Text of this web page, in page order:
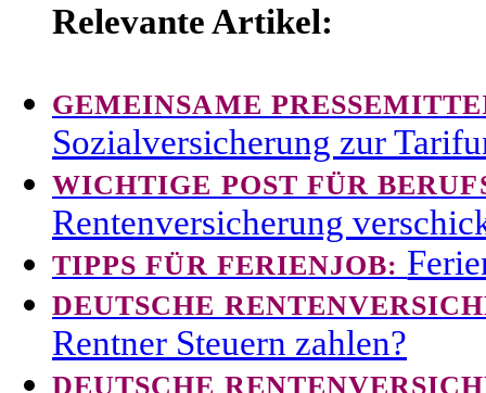
Relevante Artikel:
GEMEINSAME
Sozialversicherung zur
WICHTIGE POST FÜR
Rentenversicherung
TIPPS FÜR FERIENJOB:
DEUTSCHE
Rentner Steuern zahlen?
DEUTSCHE